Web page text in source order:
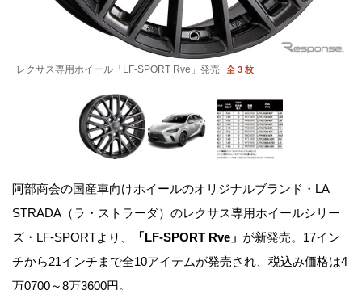
レクサス専用ホイール「LF-SPORT Rve」発売 全 3 枚
阿部商会の国産車向けホイールのオリジナルブランド・LA
STRADA（ラ・ストラーダ）のレクサス専用ホイールシリー
ズ・LF-SPORTより、
「LF-SPORT Rve」 が新発売。17イン
チから21インチまで全10アイテムが発売され、税込み価格は4
万0700～8万3600円。